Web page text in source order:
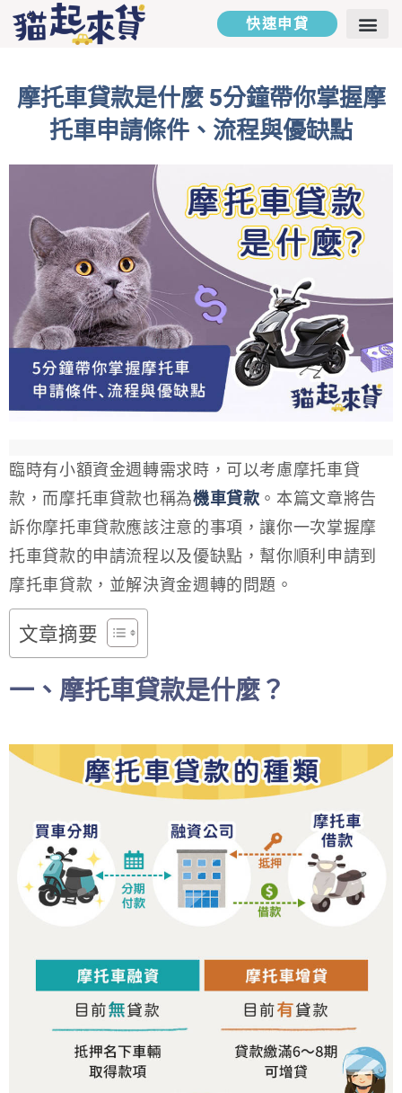
快速申貸
摩托車貸款是什麼 5分鐘帶你掌握摩
托車申請條件、流程與優缺點
臨時有小額資金週轉需求時，可以考慮摩托車貸
款，而摩托車貸款也稱為機車貸款 。本篇文章將告
訴你摩托車貸款應該注意的事項，讓你一次掌握摩
托車貸款的申請流程以及優缺點，幫你順利申請到
摩托車貸款，並解決資金週轉的問題。
文章摘要
一、摩托車貸款是什麼？